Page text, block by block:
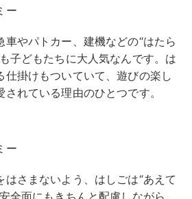
ー
やパトカー、建機などの“はたら
子どもたちに大人気なんです。は
仕掛けもついていて、遊びの楽し
れている理由のひとつです。
ー
さまないよう、はしごは“あえて